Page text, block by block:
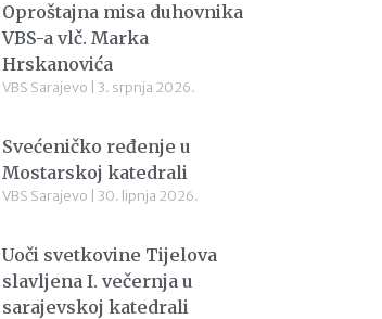
Oproštajna misa duhovnika
VBS-a vlč. Marka
Hrskanovića
VBS Sarajevo 3. srpnja 2026.
Svećeničko ređenje u
Mostarskoj katedrali
VBS Sarajevo 30. lipnja 2026.
Uoči svetkovine Tijelova
slavljena I. večernja u
sarajevskoj katedrali